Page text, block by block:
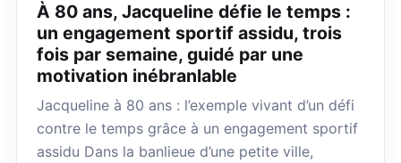
À 80 ans, Jacqueline défie le temps :
un engagement sportif assidu, trois
fois par semaine, guidé par une
motivation inébranlable
Jacqueline à 80 ans : l’exemple vivant d’un défi
contre le temps grâce à un engagement sportif
assidu Dans la banlieue d’une petite ville,